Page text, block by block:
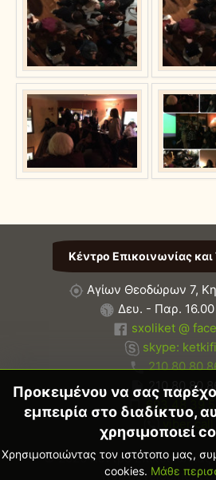
Κέντρο Επικοινωνίας
Αγίων Θεοδώρων 7,
Δευ. - Παρ.
sxoliket @
skype:
210 80 80
210 80 80
693 48 39
viber call
© 2026 Κέντρο Επικοινωνίας
Web development
Προκειμένου να σας
εμπειρία στο διαδίκτυο,
χρησιμοποιεί
Χρησιμοποιώντας τον ιστότοπο μας,
cookies. Μάθε